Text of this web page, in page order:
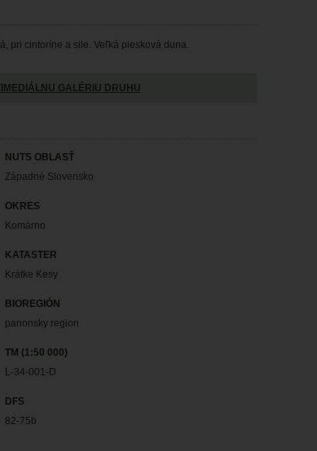
pri cintoríne a sile. Veľká piesková duna.
GALÉRIU DRUHU
NUTS OBLASŤ
Západné Slovensko
OKRES
Komárno
KATASTER
Krátke Kesy
BIOREGIÓN
panonsky region
TM (1:50 000)
L-34-001-D
DFS
82-75b